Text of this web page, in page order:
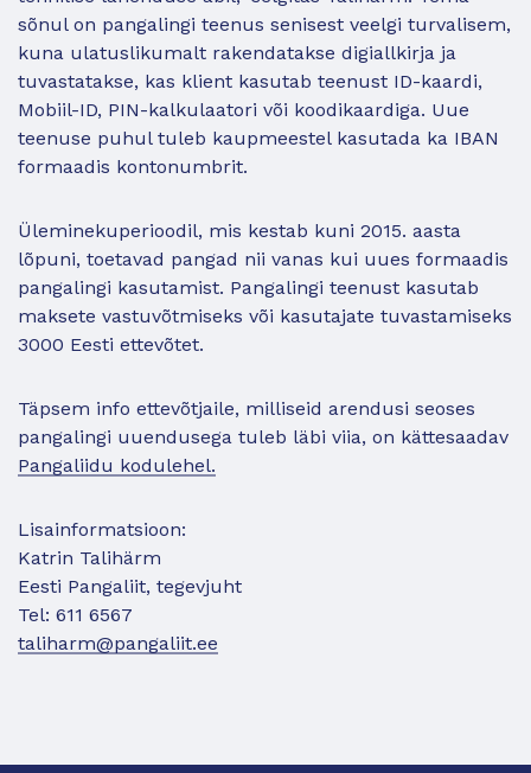
sõnul on pangalingi teenus senisest veelgi turvalisem,
kuna ulatuslikumalt rakendatakse digiallkirja ja
tuvastatakse, kas klient kasutab teenust ID-kaardi,
Mobiil-ID, PIN-kalkulaatori või koodikaardiga. Uue
teenuse puhul tuleb kaupmeestel kasutada ka IBAN
formaadis kontonumbrit.
Üleminekuperioodil, mis kestab kuni 2015. aasta
lõpuni, toetavad pangad nii vanas kui uues formaadis
pangalingi kasutamist. Pangalingi teenust kasutab
maksete vastuvõtmiseks või kasutajate tuvastamiseks
3000 Eesti ettevõtet.
Täpsem info ettevõtjaile, milliseid arendusi seoses
pangalingi uuendusega tuleb läbi viia, on kättesaadav
Pangaliidu kodulehel.
Lisainformatsioon:
Katrin Talihärm
Eesti Pangaliit, tegevjuht
Tel: 611 6567
taliharm@pangaliit.ee